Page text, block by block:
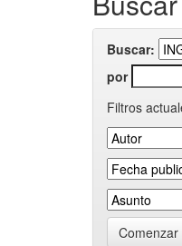
Buscar:
por
Filtros